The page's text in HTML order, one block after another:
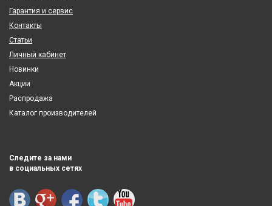
Гарантия и сервис
Контакты
Статьи
Личный кабинет
Новинки
Акции
Распродажа
Каталог производителей
Следите за нами
в социальных сетях